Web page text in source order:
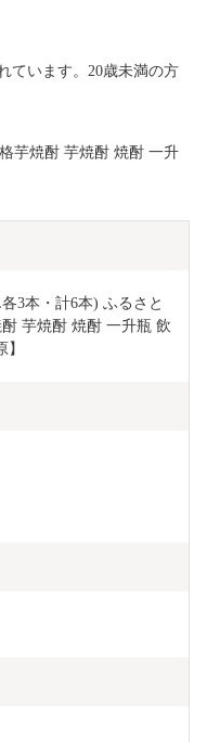
ています。20歳未満の方
芋焼酎 芋焼酎 焼酎 一升
3本・計6本) ふるさと
芋焼酎 焼酎 一升瓶 飲